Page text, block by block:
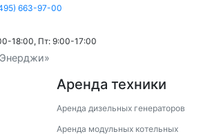
663-97-00
18:00, Пт: 9:00-17:00
Аренда техники
Аренда дизельных генераторов
Аренда модульных котельных